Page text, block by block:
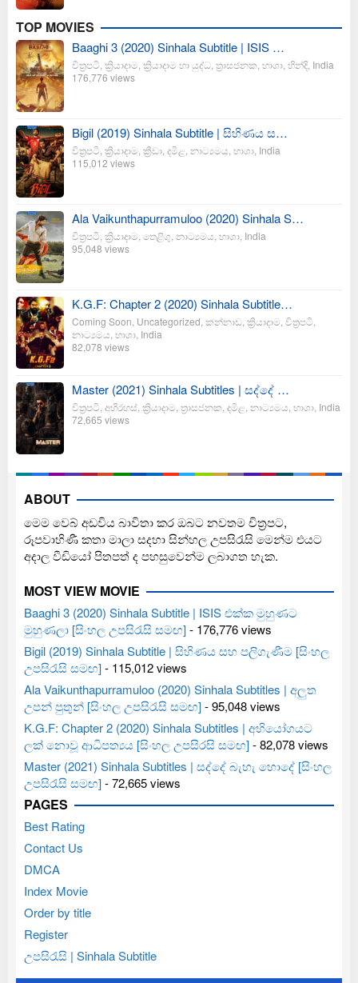
TOP MOVIES
Baaghi 3 (2020) Sinhala Subtitle | ISIS …
චිත්‍රපටි ක්‍රියාදාම ක්‍රියාදාම හා යුද්ධ ත්‍රාසජනක භාශා හින්දි India
176,776 views
Bigil (2019) Sinhala Subtitle | සිහිණය ස…
චිත්‍රපටි ක්‍රියාදාම ක්‍රීඩා දමිළ නාට්‍යමය භාශා India
115,012 views
Ala Vaikunthapurramuloo (2020) Sinhala S…
චිත්‍රපටි ක්‍රියාදාම තෙළිගු නාට්‍යමය භාශා India
95,048 views
K.G.F: Chapter 2 (2020) Sinhala Subtitle…
Coming Soon Uncategorized කන්නාඩ ක්‍රියාදාම චිත්‍රපටි
නාට්‍යමය භාශා India
82,078 views
Master (2021) Sinhala Subtitles | සද්දේ …
චිත්‍රපටි අභිරහස් ක්‍රියාදාම ත්‍රාසජනක දමිළ නාට්‍යමය භාශා India
72,665 views
ABOUT
මෙම වෙබ් අඩවිය බාවිතා කර ඔබට නවතම චිත්‍රපට,
රූපවාහිණී කතා මාලා සදහා සින්හල උපසිරැසි මෙන්ම එයට
අදාල වීඩියෝ පිතපත් ද පහසුවෙන්ම ලබාගත හැක.
MOST VIEW MOVIE
Baaghi 3 (2020) Sinhala Subtitle | ISIS එක්ක මුහුණට
මුහුණලා [සිංහල උපසිරැසි සමඟ]- 176,776 views
Bigil (2019) Sinhala Subtitle | සිහිණය සහ පලිගැණීම [සිංහල
උපසිරැසි සමඟ]- 115,012 views
Ala Vaikunthapurramuloo (2020) Sinhala Subtitles | අලුත
උපන් පුතුන් [සිංහල උපසිරැසි සමඟ]- 95,048 views
K.G.F: Chapter 2 (2020) Sinhala Subtitles | අභියෝගයට
ලක් නොවූ ආධිපත්‍යය [සිංහල උපසිරසි සමඟ]- 82,078 views
Master (2021) Sinhala Subtitles | සද්දේ බැහැ හොදේ [සිංහල
උපසිරැසි සමඟ]- 72,665 views
PAGES
Best Rating
Contact Us
DMCA
Index Movie
Order by title
Register
උපසිරැසි | Sinhala Subtitle